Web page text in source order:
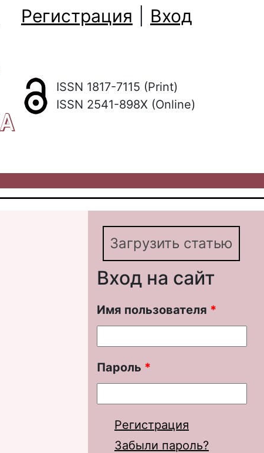
Регистрация Вход
ISSN 1817-7115 (Print)
ISSN 2541-898X (Online)
Загрузить статью
Вход на сайт
Имя пользователя *
Пароль *
Регистрация
Забыли пароль?